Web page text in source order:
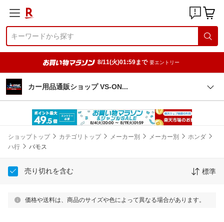
8/11(火)01:59まで 要エントリー
カー用品通販ショップ VS-ON
ショップトップ カテゴリトップ メーカー別 メーカー別
ホンダ
ハ行
バモス
売り切れを含む 標準
価格や送料は、商品のサイズや色によって異なる場合があります。